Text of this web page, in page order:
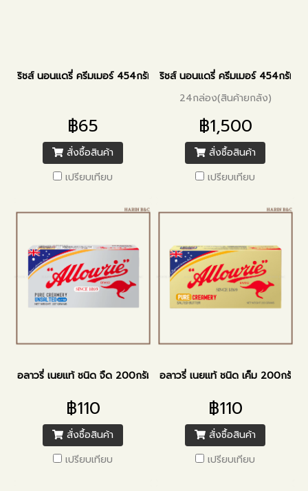
ริชส์ นอนแดรี่ ครีมเมอร์ 454กรัม
฿65
สั่งซื้อสินค้า
เปรียบเทียบ
ริชส์ นอนแดรี่ ครีมเมอร์ 454กรัม
24กล่อง(สินค้ายกลัง)
฿1,500
สั่งซื้อสินค้า
เปรียบเทียบ
อลาวรี่ เนยแท้ ชนิด จืด 200กรัม
฿110
สั่งซื้อสินค้า
เปรียบเทียบ
อลาวรี่ เนยแท้ ชนิด เค็ม 200กรัม
฿110
สั่งซื้อสินค้า
เปรียบเทียบ